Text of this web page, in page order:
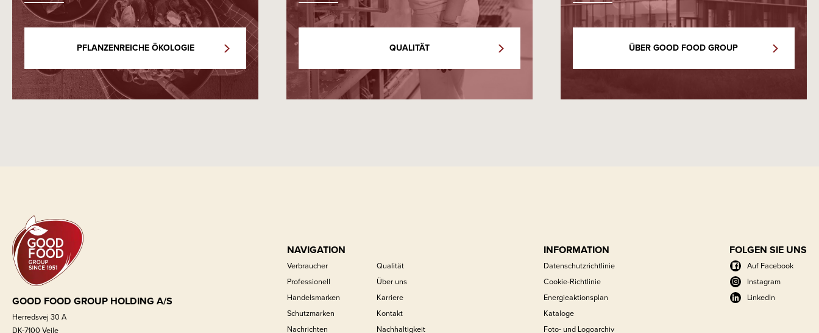
PFLANZENREICHE ÖKOLOGIE QUALITÄT ÜBER GOOD FOOD GROUP
GOOD FOOD GROUP HOLDING A/S
Herredsvej 30 A
DK-7100 Vejle
NAVIGATION
Verbraucher
Professionell
Handelsmarken
Schutzmarken
Nachrichten
Qualität
Über uns
Karriere
Kontakt
Nachhaltigkeit
INFORMATION
Datenschutzrichtlinie
Cookie-Richtlinie
Energieaktionsplan
Kataloge
Foto- und Logoarchiv
FOLGEN SIE UNS
Auf Facebook
Instagram
LinkedIn